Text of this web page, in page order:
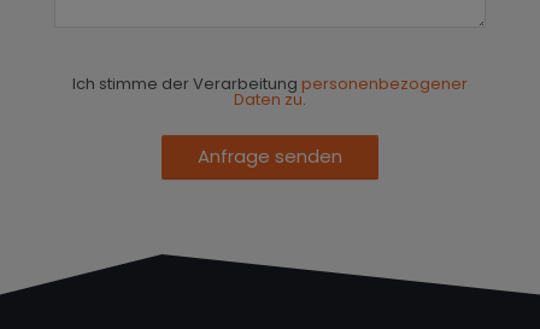
Anfrage senden
Ich stimme der Verarbeitung personenbezogener
Daten zu.